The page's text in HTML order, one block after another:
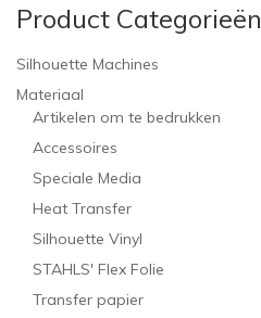
Product Categorieën
Silhouette Machines
Materiaal
Artikelen om te bedrukken
Accessoires
Speciale Media
Heat Transfer
Silhouette Vinyl
STAHLS' Flex Folie
Transfer papier